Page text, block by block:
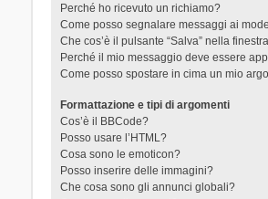
Perché ho ricevuto un richiamo?
Come posso segnalare messaggi ai
Che cos’è il pulsante “Salva” nella
Perché il mio messaggio deve essere
Come posso spostare in cima un mio
Formattazione e tipi di argomenti
Cos’è il BBCode?
Posso usare l’HTML?
Cosa sono le emoticon?
Posso inserire delle immagini?
Che cosa sono gli annunci globali?